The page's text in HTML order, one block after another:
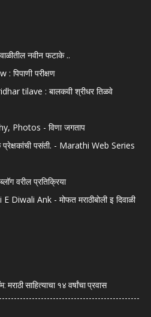
नवीन फटाके ..
परीक्षण
tilave : बालकवी श्रीधर तिळवे
Photos - विणा जगताप
प्रेक्षकांची पसंती. - Marathi Web Series
वरील प्रतिक्रिया
Ank - मोफत मराठीबोली इ दिवाळी
साहित्याचा १४ वर्षांचा प्रवास